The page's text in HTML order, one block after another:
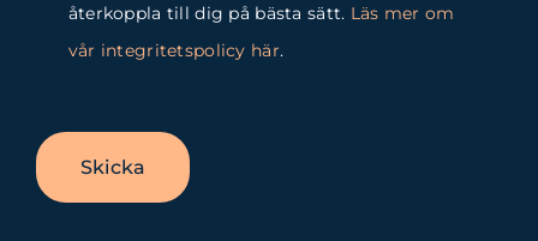
återkoppla till dig på bästa sätt. Läs mer om
vår integritetspolicy här.
Skicka